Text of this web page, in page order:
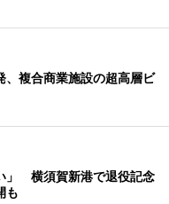
、複合商業施設の超高層ビ
」 横須賀新港で退役記念
も